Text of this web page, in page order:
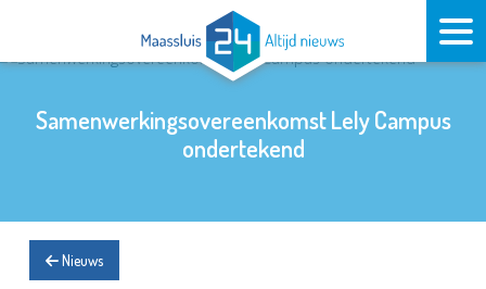
Samenwerkingsovereenkomst Lely Campus
ondertekend
Nieuws